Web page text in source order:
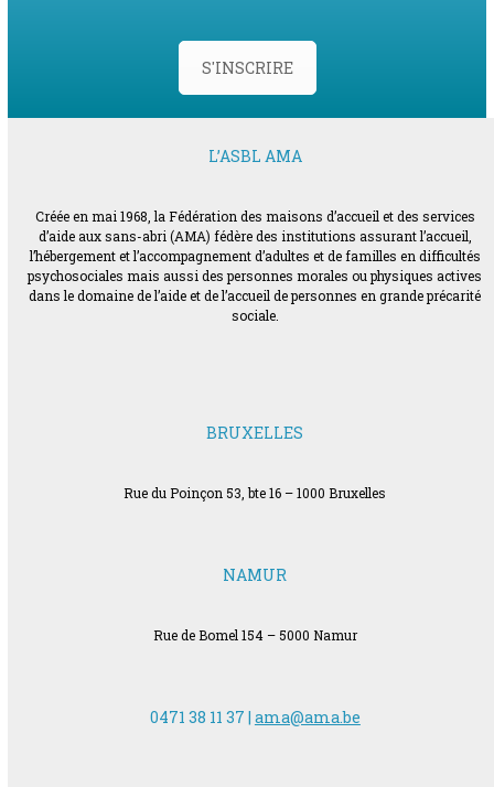
S'INSCRIRE
L’ASBL AMA
Créée en mai 1968, la Fédération des maisons d’accueil et des services
d’aide aux sans-abri (AMA) fédère des institutions assurant l’accueil,
l’hébergement et l’accompagnement d’adultes et de familles en difficultés
psychosociales mais aussi des personnes morales ou physiques actives
dans le domaine de l’aide et de l’accueil de personnes en grande précarité
sociale.
BRUXELLES
Rue du Poinçon 53, bte 16 – 1000 Bruxelles
NAMUR
Rue de Bomel 154 – 5000 Namur
0471 38 11 37 | ama@ama.be